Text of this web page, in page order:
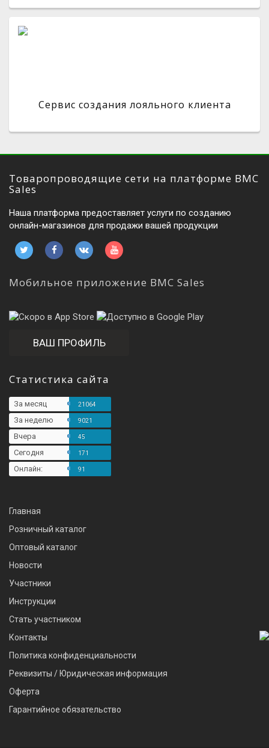
Сервис создания лояльного клиента
Товаропроводящие сети на платформе BMC
Sales
Наша платформа предоставляет услуги по созданию
онлайн-магазинов для продажи вашей продукции
Мобильное приложение BMC Sales
ВАШ ПРОФИЛЬ
Статистика сайта
За месяц 21064
За неделю 9021
Вчера 45
Сегодня 171
Онлайн: 91
Главная
Розничный каталог
Оптовый каталог
Новости
Участники
Инструкции
Стать участником
Контакты
Политика конфиденциальности
Реквизиты / Юридическая информация
Оферта
Гарантийное обязательство